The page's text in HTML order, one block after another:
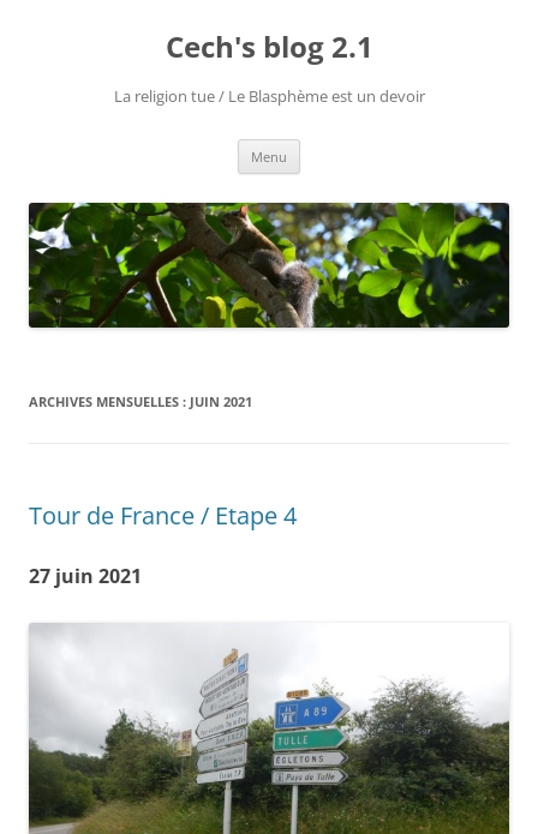
Cech's blog 2.1
La religion tue / Le Blasphème est un devoir
Menu
ARCHIVES MENSUELLES : JUIN 2021
Tour de France / Etape 4
27 juin 2021